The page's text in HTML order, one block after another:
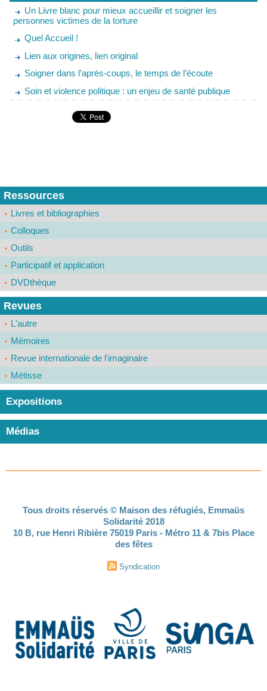
Ressources
Livres et bibliographies
Colloques
Outils
Participatif et application
DVDthèque
Revues
L'autre
Mémoires
Revue internationale de l'imaginaire
Métisse
Expositions
Médias
Un Livre blanc pour mieux accueillir et soigner les
personnes victimes de la torture
Quel Accueil !
Lien aux origines, lien original
Soigner dans l’après-coups, le temps de l’écoute
Soin et violence politique : un enjeu de santé publique
Tous droits réservés © Maison des réfugiés, Emmaüs
Solidarité 2018
10 B, rue Henri Ribière 75019 Paris - Métro 11 & 7bis Place
des fêtes
Syndication